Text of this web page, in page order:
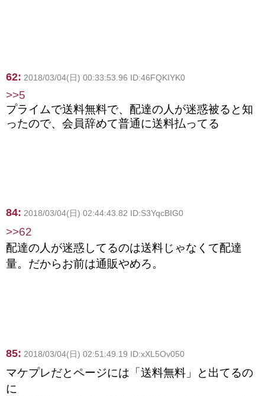
62: 2018/03/04(日) 00:33:53.96 ID:46FQKIYK0
>>5
プライムで送料無料で、配達の人が迷惑被ると知
ったので、会員辞めて普通に送料払ってる
84: 2018/03/04(日) 02:44:43.82 ID:S3YqcBIG0
>>62
配達の人が迷惑してるのは送料じゃなくて配達
量。だからお前は通販やめろ。
85: 2018/03/04(日) 02:51:49.19 ID:xXL5Ov050
マケプレだとページには「送料無料」と出てるの
に